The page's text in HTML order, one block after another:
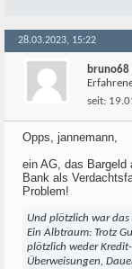
28.03.2023, 15:22
bruno68
seit:
Opps, jannemann,
ein AG, das Bargeld
Bank als
Problem!
Und plötzlich war
Ein Albtraum: Trotz
plötzlich weder
Überweisungen,